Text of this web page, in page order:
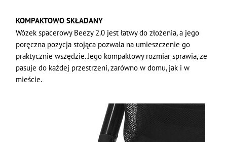
KOMPAKTOWO SKŁADANY
Wózek spacerowy Beezy 2.0 jest łatwy do złożenia, a jego
poręczna pozycja stojąca pozwala na umieszczenie go
praktycznie wszędzie. Jego kompaktowy rozmiar sprawia, że
pasuje do każdej przestrzeni, zarówno w domu, jak i w
mieście.